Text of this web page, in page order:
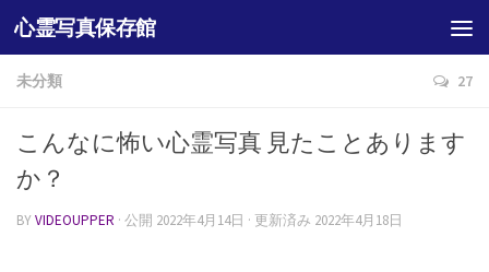
心霊写真保存館
未分類 27
こんなに怖い心霊写真 見たことあります
か？
BYVIDEOUPPER · 公開 2022年4月14日 · 更新済み 2022年4月18日